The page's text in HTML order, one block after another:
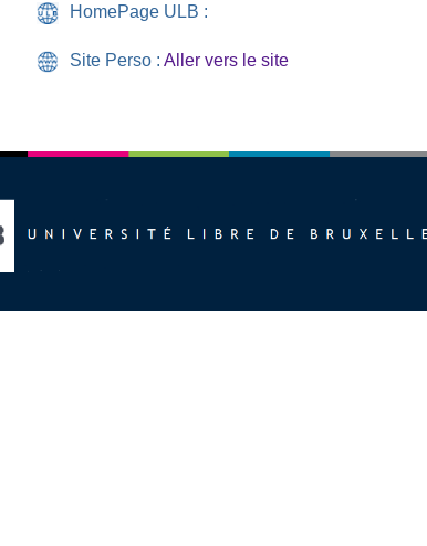
HomePage ULB :
Site Perso : Aller vers le site